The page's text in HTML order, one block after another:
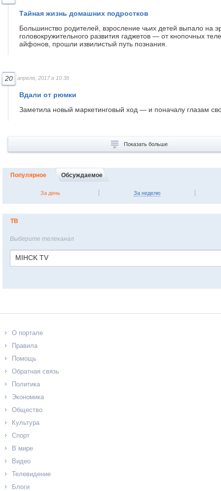
Тайная жизнь домашних подростков
Большинство родителей, взросление чьих детей выпало на
головокружительного развития гаджетов — от кнопочных
айфонов, прошли извилистый путь познания.
20 апреля, 2017 в 10:38
Вдали от рюмки
Заметила новый маркетинговый ход — и поначалу глазам
Показать больше
Популярное Обсуждаемое
За день За неделю
ТВ
Выберите телеканал
MIHCK TV
О портале
Правила
Помощь
Обратная связь
Политика
Экономика
Общество
Культура
Спорт
В мире
Видео
Телевидение
Блоги